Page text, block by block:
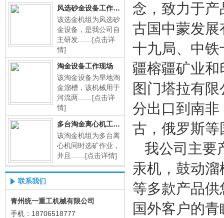
风选砂金设备工作现场
该选金机组为风选砂
金设备，是我公司自
主研发....... [点击详
情]
淘金设备工作现场
该淘金设备为旱地淘
金溜槽，该机械用于
河流两....... [点击详
情]
多台淘金离心机工作现场
该淘金机组为多台离
心机同时选矿作业，
并且....... [点击详情]
联系我们
青州统一重工机械有限公司
手机：18706518777
念，致力于
古国中蒙发
十九局、中
疆榕疆矿业
图门塔拉有
分出口到南
古，俄罗斯
我公司主要
汞机，鼓动
等多款产品
国外客户的